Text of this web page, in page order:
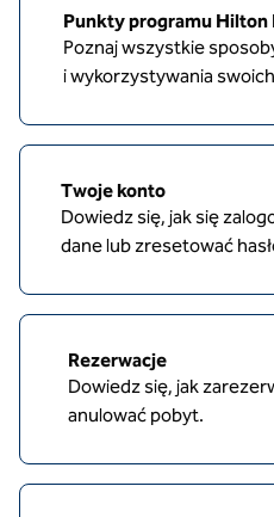
Punkty programu Hilton
Poznaj wszystkie
i wykorzystywania
Twoje konto
Dowiedz się, jak się
dane lub zresetować
Rezerwacje
Dowiedz się, jak
anulować pobyt.